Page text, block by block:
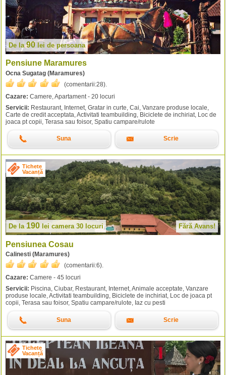
De la90 lei de persoana
Pensiune Maramures
Ocna Sugatag (Maramures)
(comentarii:28).
Cazare: Camere, Apartament - 20 locuri
Servicii: Restaurant, Internet, Gratar in curte, Cai, Vanzare produse locale,
Carte de credit acceptata, Activitati teambuilding, Biciclete de inchiriat, Loc de
joaca pt copii, Terasa sau foisor, Spatiu campare/rulote
Suna Scrie
Tichete
Vacanță
De la 190 lei camera 30 locuri Fără Avans!
Pensiunea Cosau
Calinesti (Maramures)
(comentarii:6).
Cazare: Camere - 45 locuri
Servicii: Piscina, Ciubar, Restaurant, Internet, Animale acceptate, Vanzare
produse locale, Activitati teambuilding, Biciclete de inchiriat, Loc de joaca pt
copii, Terasa sau foisor, Spatiu campare/rulote, Iaz cu pesti
Suna Scrie
Tichete
Vacanță